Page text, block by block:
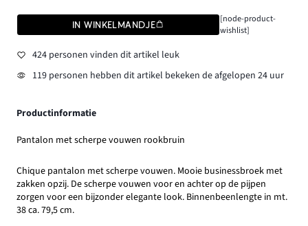
IN WINKELMANDJE
[node-product-
wishlist]
424 personen vinden dit artikel leuk
119 personen hebben dit artikel bekeken de afgelopen 24 uur
Productinformatie
Pantalon met scherpe vouwen rookbruin
Chique pantalon met scherpe vouwen. Mooie businessbroek met
zakken opzij. De scherpe vouwen voor en achter op de pijpen
zorgen voor een bijzonder elegante look. Binnenbeenlengte in mt.
38 ca. 79,5 cm.